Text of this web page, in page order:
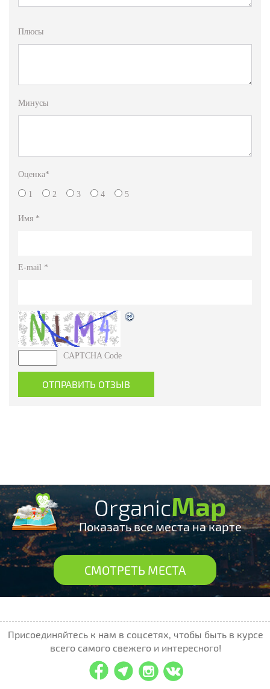
Плюсы
Минусы
Оценка*
1 2 3 4 5
Имя *
E-mail *
CAPTCHA Code
OrganicMap
Показать все места на карте
СМОТРЕТЬ МЕСТА
Присоединяйтесь к нам в соцсетях, чтобы быть в курсе
всего самого свежего и интересного!